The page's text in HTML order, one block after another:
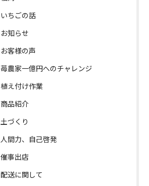
いちごの話
お知らせ
お客様の声
苺農家一億円へのチャレンジ
植え付け作業
商品紹介
土づくり
人間力、自己啓発
催事出店
配送に関して